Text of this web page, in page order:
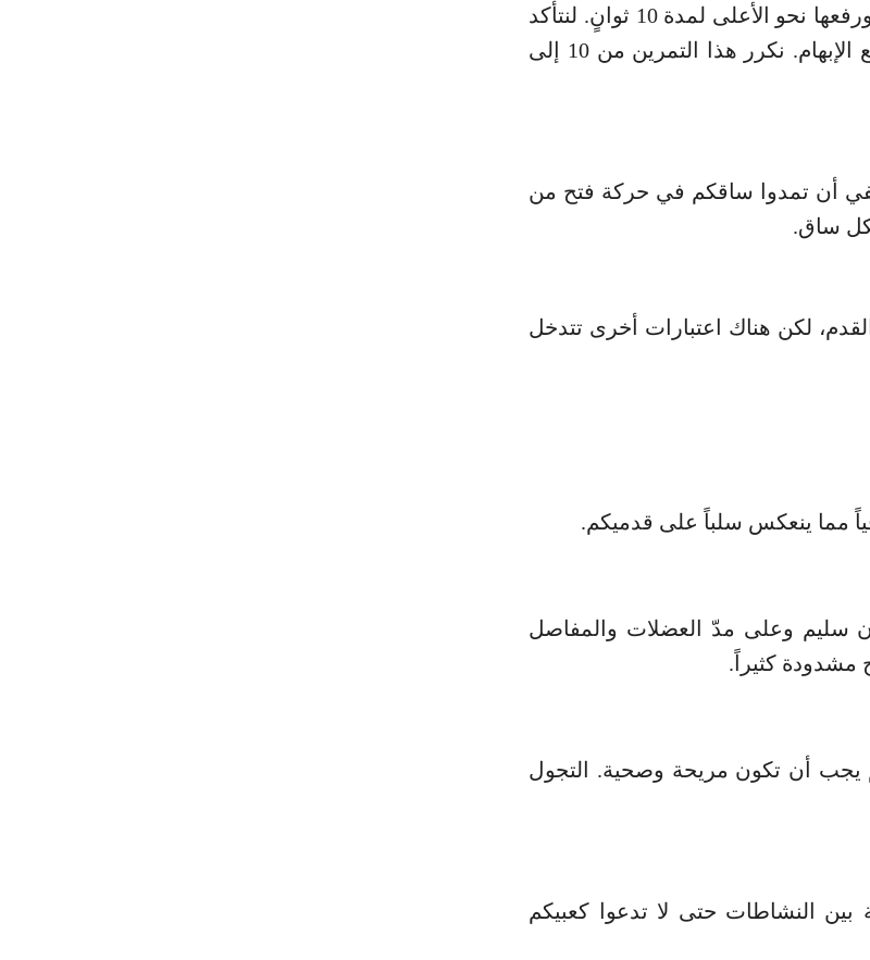
يرتكز التمرين على الإمساك بأصابع القدم من قاعدتها، ورفعها نحو الأعلى لمدة 10 ثوانٍ. لنتأكد
أن الرباط الأخمصي مشدود جيداً، نلمسه بواسطة إصبع الإبهام. نكرر هذا التمرين من 10 إلى
أن تمدوا ساقكم في حركة فتح من
لكن هناك اعتبارات أخرى تتدخل
مما ينعكس سلباً على قدميكم.
سليم وعلى مدّ العضلات والمفاصل
مشدودة كثيراً.
يجب أن تكون مريحة وصحية. التجول
بين النشاطات حتى لا تدعوا كعبيكم